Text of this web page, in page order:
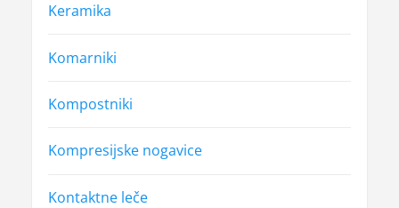
Keramika
Komarniki
Kompostniki
Kompresijske nogavice
Kontaktne leče